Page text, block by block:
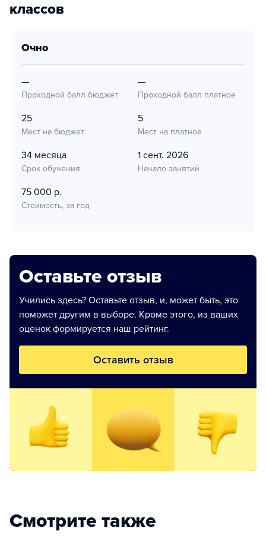
классов
очно
—
Проходной балл бюджет
—
Проходной балл платное
25
Мест на бюджет
5
Мест на платное
34 месяца
Срок обучения
1 сент. 2026
Начало занятий
75 000 р.
Стоимость, за год
Оставьте отзыв
Учились здесь? Оставьте отзыв, и, может быть, это
поможет другим в выборе. Кроме этого, из ваших
оценок формируется наш рейтинг.
Оставить отзыв
Смотрите также